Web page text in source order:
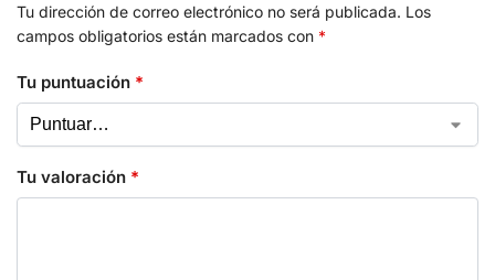
Tu dirección de correo electrónico no será publicada. Los
campos obligatorios están marcados con *
Tu puntuación *
Tu valoración *